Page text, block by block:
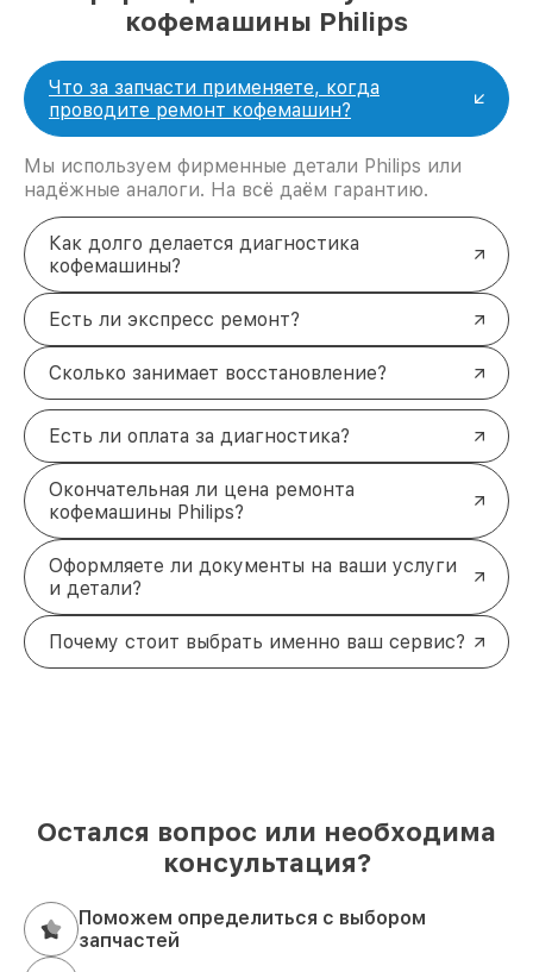
кофемашины Philips
Что за запчасти применяете, когда
проводите ремонт кофемашин?
Мы используем фирменные детали Philips или
надёжные аналоги. На всё даём гарантию.
Как долго делается диагностика
кофемашины?
Есть ли экспресс ремонт?
Сколько занимает восстановление?
Есть ли оплата за диагностика?
Окончательная ли цена ремонта
кофемашины Philips?
Оформляете ли документы на ваши услуги
и детали?
Почему стоит выбрать именно ваш сервис?
Остался вопрос или необходима
консультация?
Поможем определиться с выбором
запчастей